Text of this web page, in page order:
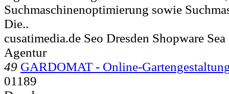
Suchmaschinenoptimierung sowie
Die..
cusatimedia.de Seo Dresden Shopware
Agentur
49 GARDOMAT - Online-
01189